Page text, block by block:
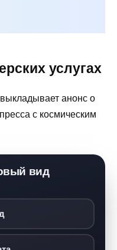
услугах
анонс о
с космическим
вид